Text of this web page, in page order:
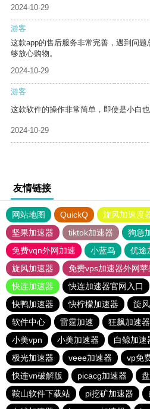
2024-10-29
游客
这款app的售后服务非常完善，遇到问
够放心购物。
2024-10-29
游客
这款软件的操作非常简单，即使是小白也
2024-10-29
友情链接
网站地图 QuickQ 旋风加速度
坚果加速器
tiktok加速器
狗急
免费vqn外网加速
小蓝鸟 优途
旋风加速器
免费vps加速器外网苹
快连加速器
快连加速器官网入口
快鸭加速器
快柠檬加速器 旋
软件中心
雷霆加速 狂飙加速器
小美vpn
小美加速器 白鲸加速
极光加速器
veee加速器 vp免
快连vn破解版
picacg加速器
鞍山软件下载站
pi挖矿加速器